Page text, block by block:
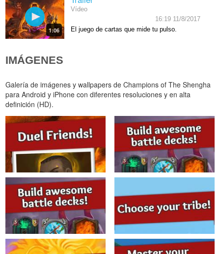
1:06
Vídeo
16:19 11/8/2017
El juego de cartas que mide tu pulso.
IMÁGENES
Galería de imágenes y wallpapers de Champions of The Shengha
para Android y iPhone con diferentes resoluciones y en alta
definición (HD).